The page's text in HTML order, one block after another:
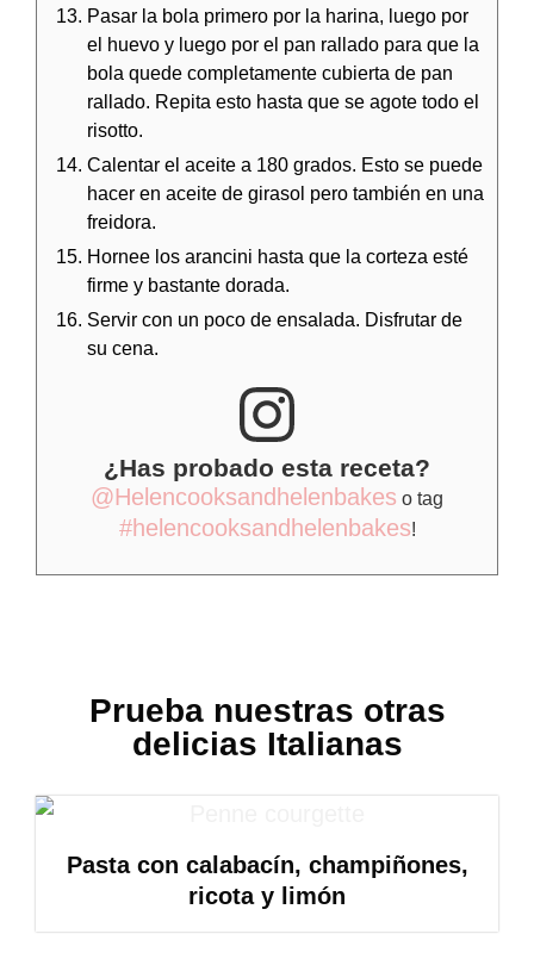
Pasar la bola primero por la harina, luego por
el huevo y luego por el pan rallado para que la
bola quede completamente cubierta de pan
rallado. Repita esto hasta que se agote todo el
risotto.
Calentar el aceite a 180 grados. Esto se puede
hacer en aceite de girasol pero también en una
freidora.
Hornee los arancini hasta que la corteza esté
firme y bastante dorada.
Servir con un poco de ensalada. Disfrutar de
su cena.
¿Has probado esta receta?
@Helencooksandhelenbakes o tag
#helencooksandhelenbakes!
Prueba nuestras otras
delicias Italianas
Pasta con calabacín, champiñones,
ricota y limón